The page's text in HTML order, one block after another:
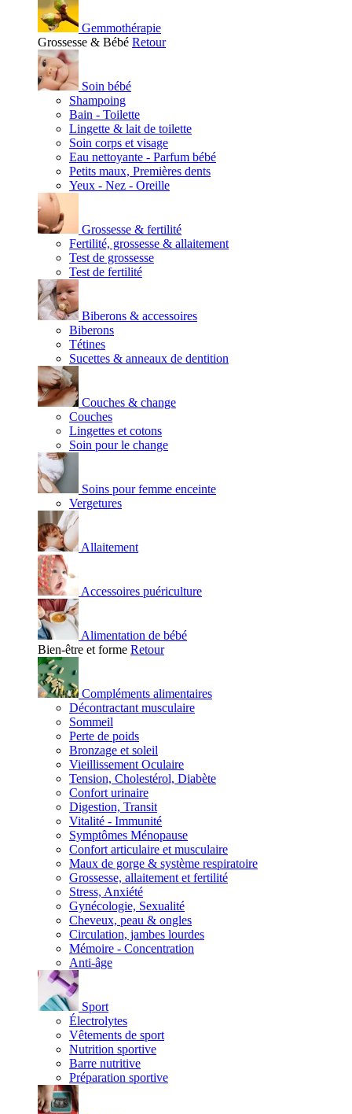
Gemmothérapie
Grossesse & Bébé Retour
Soin bébé
Shampoing
Bain - Toilette
Lingette & lait de toilette
Soin corps et visage
Eau nettoyante - Parfum bébé
Petits maux, Premières dents
Yeux - Nez - Oreille
Grossesse & fertilité
Fertilité, grossesse & allaitement
Test de grossesse
Test de fertilité
Biberons & accessoires
Biberons
Tétines
Sucettes & anneaux de dentition
Couches & change
Couches
Lingettes et cotons
Soin pour le change
Soins pour femme enceinte
Vergetures
Allaitement
Accessoires puériculture
Alimentation de bébé
Bien-être et forme Retour
Compléments alimentaires
Décontractant musculaire
Sommeil
Perte de poids
Bronzage et soleil
Vieillissement Oculaire
Tension, Cholestérol, Diabète
Confort urinaire
Digestion, Transit
Vitalité - Immunité
Symptômes Ménopause
Confort articulaire et musculaire
Maux de gorge & système respiratoire
Grossesse, allaitement et fertilité
Stress, Anxiété
Gynécologie, Sexualité
Cheveux, peau & ongles
Circulation, jambes lourdes
Mémoire - Concentration
Anti-âge
Sport
Électrolytes
Vêtements de sport
Nutrition sportive
Barre nutritive
Préparation sportive